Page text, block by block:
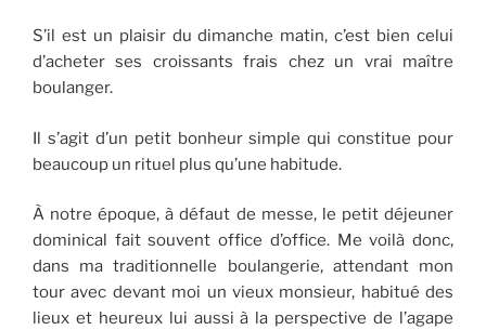
S’il est un plaisir du dimanche matin, c’est bien celui
d’acheter ses croissants frais chez un vrai maître
boulanger.
Il s’agit d’un petit bonheur simple qui constitue pour
beaucoup un rituel plus qu’une habitude.
À notre époque, à défaut de messe, le petit déjeuner
dominical fait souvent office d’office. Me voilà donc,
dans ma traditionnelle boulangerie, attendant mon
tour avec devant moi un vieux monsieur, habitué des
lieux et heureux lui aussi à la perspective de l’agape